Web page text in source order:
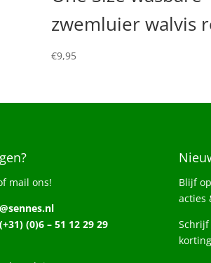
zwemluier walvis
€9,95
mail ons!
(0)6 – 51 12 29 29
Blijf
acties